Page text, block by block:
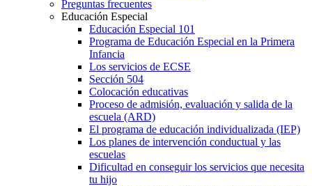
Preguntas frecuentes
Educación Especial
Educación Especial 101
Programa de Educación Especial en la Primera
Infancia
Los servicios de ECSE
Sección 504
Colocación educativas
Proceso de admisión, evaluación y salida de la
escuela (ARD)
El programa de educación individualizada (IEP)
Los planes de intervención conductual y las
escuelas
Dificultad en conseguir los servicios que necesita
tu hijo